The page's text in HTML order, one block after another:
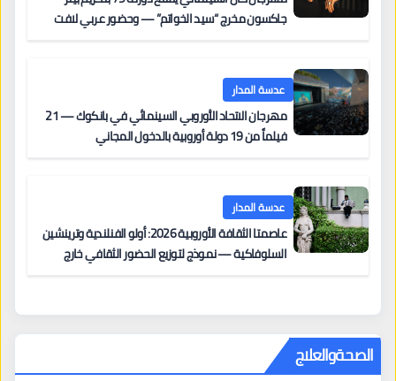
جاكسون مخرج “سيد الخواتم” — وحضور عربي لافت
عدسة المدار
مهرجان الاتحاد الأوروبي السينمائي في بانكوك — 21
فيلماً من 19 دولة أوروبية بالدخول المجاني
عدسة المدار
عاصمتا الثقافة الأوروبية 2026: أولو الفنلندية وترينشين
السلوفاكية — نموذج لتوزيع الحضور الثقافي خارج
الصحةوالعلاج